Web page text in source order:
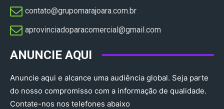
contato@grupomarajoara.com.br
aprovinciadoparacomercial@gmail.com​
ANUNCIE AQUI
Anuncie aqui e alcance uma audiência global. Seja parte
do nosso compromisso com a informação de qualidade.
Contate-nos nos telefones abaixo